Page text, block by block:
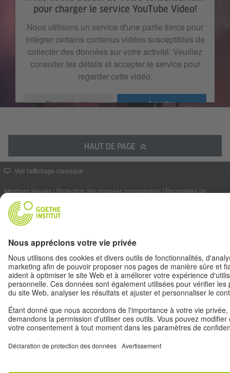
pour charger le service YouTube Video!
Nous utilisons un service d'une partie tierce pour
intégrer certains contenus vidéos susceptibles de
collecter des données sur votre activité. Veuillez
consulter les détails et accepter le service pour
regarder cette vidéo.
En savoir plus Accepter
HAUT DE PAGE
Voir l'affichage classique
Mentions légales | Protection des données personnelles | Paramètres de
confidentialité